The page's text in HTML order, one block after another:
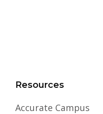
Resources
Accurate Campus